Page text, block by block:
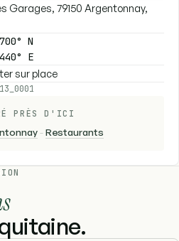
Garages, 79150 Argentonnay,
N
E
sur place
PRÈS D'ICI
-Restaurants